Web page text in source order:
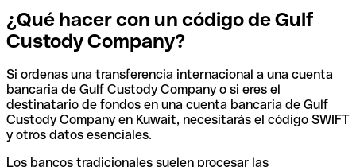
¿Qué hacer con un código de Gulf
Custody Company?
Si ordenas una transferencia internacional a una cuenta
bancaria de Gulf Custody Company o si eres el
destinatario de fondos en una cuenta bancaria de Gulf
Custody Company en Kuwait, necesitarás el código SWIFT
y otros datos esenciales.
Los bancos tradicionales suelen procesar las